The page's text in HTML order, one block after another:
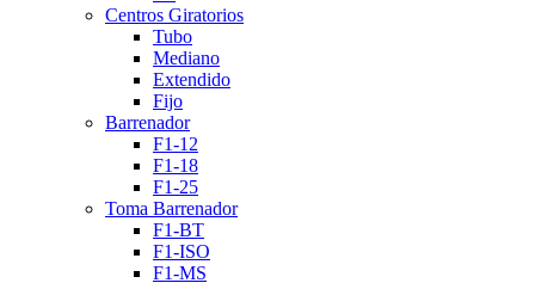
Centros Giratorios
Tubo
Mediano
Extendido
Fijo
Barrenador
F1-12
F1-18
F1-25
Toma Barrenador
F1-BT
F1-ISO
F1-MS